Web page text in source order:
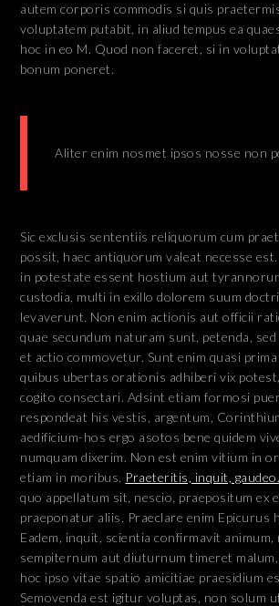
autem corporis commodis si quis
voluptatem putabit, in aliud tempus ea
hoc in eo M. Quod non faceret, si in
bonum poneret.
Aliter enim nosmet ipsos nosse non
Sic exclusis sententiis reliquorum cum
possit, haec antiquorum valeat necesse
in potestate essent hostium aut
custodia, multi in exillo dolorem suum
levaverunt. Non enim actionis aut officii
quae secundum naturam sunt, petenda,
et actio commovetur. Sunt enim quasi
quibus ubertas orationis adhiberi vix potest,
cogito consectari. Adsint etiam formosi
respondeat his vestis, argentum,
aedificium-hos ergo asotos bene quidem
numquam dixerim. Non est enim vitium in
etiam in moribus. Praeteritis, inquit, gaudeo.
quo appellatum sit, nescio, praepositum ex
praeponatur aliis. Praeclare enim Epicurus
Eadem, inquit, scientia confirmavit animum,
sempiternum aut diuturnum timeret
hoc ipso vitae spatio amicitiae praesidium
Semovenda est igitur voluptas, non solum